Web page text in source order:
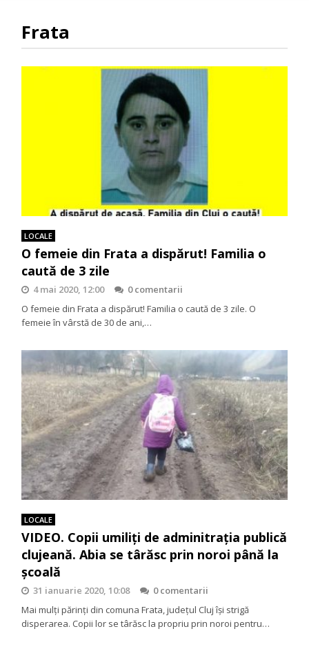
Frata
LOCALE
O femeie din Frata a dispărut! Familia o
caută de 3 zile
4 mai 2020, 12:00
0 comentarii
O femeie din Frata a dispărut! Familia o caută de 3 zile. O
femeie în vârstă de 30 de ani,…
LOCALE
VIDEO. Copii umiliți de adminitrația publică
clujeană. Abia se târăsc prin noroi până la
școală
31 ianuarie 2020, 10:08
0 comentarii
Mai mulți părinți din comuna Frata, județul Cluj își strigă
disperarea. Copii lor se târăsc la propriu prin noroi pentru…